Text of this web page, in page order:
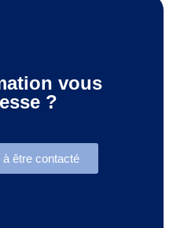
vous
?
être contacté